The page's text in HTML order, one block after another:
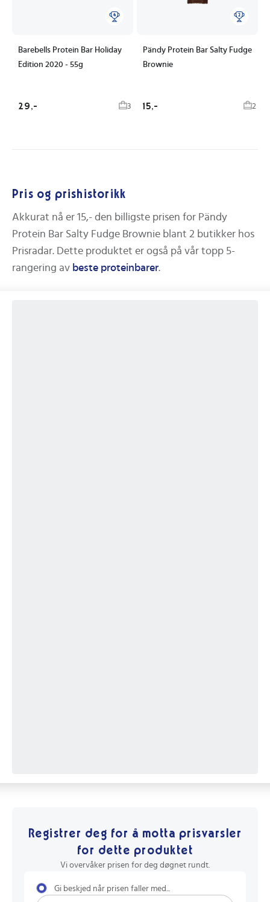
Barebells Protein Bar Holiday
Edition 2020 - 55g
29,- 3
Pändy Protein Bar Salty Fudge
Brownie
15,- 2
Pris og prishistorikk
Akkurat nå er 15,- den billigste prisen for Pändy
Protein Bar Salty Fudge Brownie blant 2 butikker hos
Prisradar. Dette produktet er også på vår topp 5-
rangering av beste proteinbarer.
Registrer deg for å motta prisvarsler
for dette produktet
Vi overvåker prisen for deg døgnet rundt.
Gi beskjed når prisen faller med...